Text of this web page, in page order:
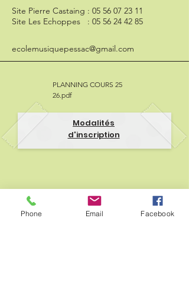
Site Pierre Castaing : 05 56 07 23 11
Site Les Echoppes : 05 56 24 42 85
ecolemusiquepessac@gmail.com
PLANNING COURS 25
26.pdf
Modalités
d'inscription
Phone Email Facebook